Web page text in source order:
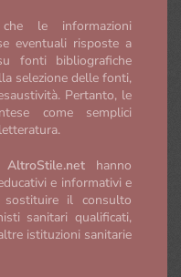
le informazioni
eventuali risposte a
fonti bibliografiche
selezione delle fonti,
Pertanto, le
come semplici
AltroStile.nethanno
e informativi e
il consulto
sanitari qualificati,
istituzioni sanitarie